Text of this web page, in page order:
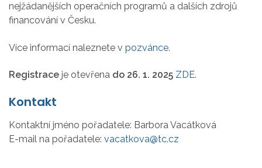
nejžádanějších operačních programů a dalších zdrojů
financování v Česku.
Více informací naleznete v pozvánce.
Registrace je otevřena do 26. 1. 2025 ZDE.
Kontakt
Kontaktní jméno pořadatele: Barbora Vacátková
E-mail na pořadatele: vacatkova@tc.cz